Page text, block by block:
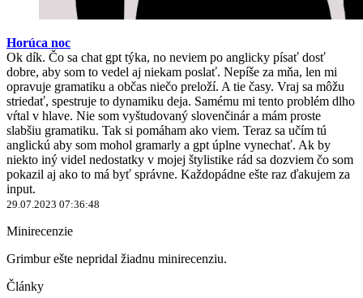
Horúca noc
Ok dík. Čo sa chat gpt týka, no neviem po anglicky písať dosť
dobre, aby som to vedel aj niekam poslať. Nepíše za mňa, len mi
opravuje gramatiku a občas niečo preloží. A tie časy. Vraj sa môžu
striedať, spestruje to dynamiku deja. Samému mi tento problém dlho
vŕtal v hlave. Nie som vyštudovaný slovenčinár a mám proste
slabšiu gramatiku. Tak si pomáham ako viem. Teraz sa učím tú
anglickú aby som mohol gramarly a gpt úplne vynechať. Ak by
niekto iný videl nedostatky v mojej štylistike rád sa dozviem čo som
pokazil aj ako to má byť správne. Každopádne ešte raz ďakujem za
input.
29.07.2023 07:36:48
Minirecenzie
Grimbur ešte nepridal žiadnu minirecenziu.
Články